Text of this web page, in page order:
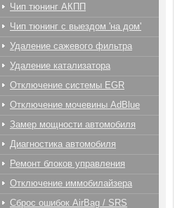
Чип тюнинг АКПП
Чип тюнинг с выездом 'на дом'
Удаление сажевого фильтра
Удаление катализатора
Отключение системы EGR
Отключение мочевины AdBlue
Замер мощности автомобиля
Диагностика автомобиля
Ремонт блоков управления
Отключение иммобилайзера
Сброс ошибок AirBag / SRS